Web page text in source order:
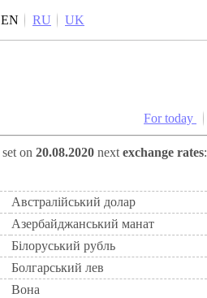
EN RU UK
For today
set on 20.08.2020 next exchange rates:
Австралійський долар
Азербайджанський манат
Бiлоруський рубль
Болгарський лев
Вона